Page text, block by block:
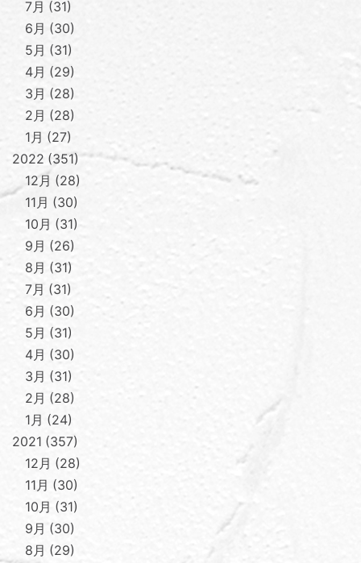
7月
31
6月
30
5月
31
4月
29
3月
28
2月
28
1月
27
2022 351
12月
28
11月
30
10月
31
9月
26
8月
31
7月
31
6月
30
5月
31
4月
30
3月
31
2月
28
1月
24
2021 357
12月
28
11月
30
10月
31
9月
30
8月
29